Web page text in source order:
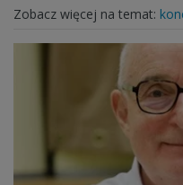
Zobacz więcej na temat: